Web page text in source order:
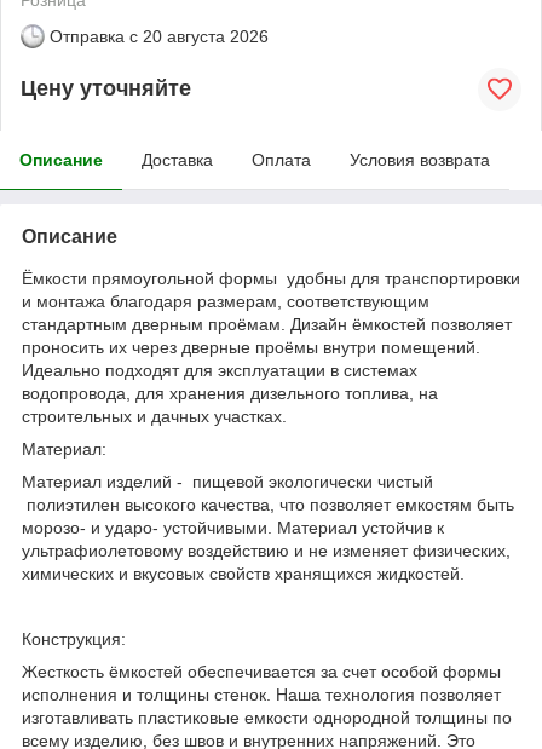
Отправка с 20 августа 2026
Цену уточняйте
Описание Доставка Оплата Условия возврата
Описание
Ёмкости прямоугольной формы удобны для транспортировки
и монтажа благодаря размерам, соответствующим
стандартным дверным проёмам. Дизайн ёмкостей позволяет
проносить их через дверные проёмы внутри помещений.
Идеально подходят для эксплуатации в системах
водопровода, для хранения дизельного топлива, на
строительных и дачных участках.
Материал:
Материал изделий - пищевой экологически чистый
полиэтилен высокого качества, что позволяет емкостям быть
морозо- и ударо- устойчивыми. Материал устойчив к
ультрафиолетовому воздействию и не изменяет физических,
химических и вкусовых свойств хранящихся жидкостей.
Конструкция:
Жесткость ёмкостей обеспечивается за счет особой формы
исполнения и толщины стенок. Наша технология позволяет
изготавливать пластиковые емкости однородной толщины по
всему изделию, без швов и внутренних напряжений. Это